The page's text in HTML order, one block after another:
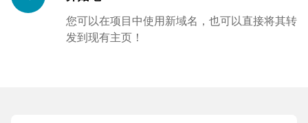
您可以在项目中使用新域名，也可以直接将其转
发到现有主页！